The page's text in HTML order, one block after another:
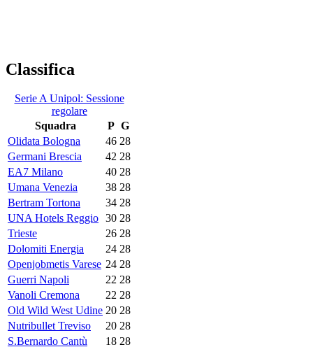
Classifica
Serie A Unipol: Sessione
regolare
Squadra
P G
Olidata Bologna
46 28
Germani Brescia
42 28
EA7 Milano
40 28
Umana Venezia
38 28
Bertram Tortona
34 28
UNA Hotels Reggio 30 28
Trieste
26 28
Dolomiti Energia
24 28
Openjobmetis Varese 24 28
Guerri Napoli
22 28
Vanoli Cremona
22 28
Old Wild West Udine 20 28
Nutribullet Treviso
20 28
S.Bernardo Cantù
18 28